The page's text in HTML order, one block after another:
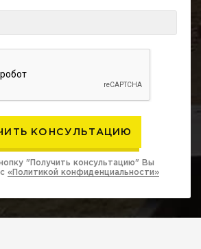
"Получить консультацию" Вы
«Политикой конфиденциальности»